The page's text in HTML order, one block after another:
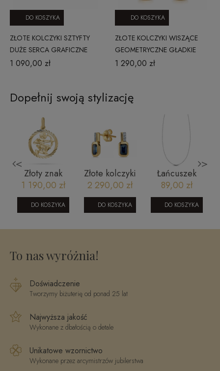
ZŁOTE KOLCZYKI SZTYFTY
DUŻE SERCA GRAFICZNE
20230627033 ZŁOTO 585
1 090,00 zł
DO KOSZYKA
ZŁOTE KOLCZYKI WISZĄCE
GEOMETRYCZNE GŁADKIE
1309202310
1 290,00 zł
DO KOSZYKA
Dopełnij swoją stylizację
<
Złoty znak
zodiaku
Strzelec 585
1 190,00 zł
DO KOSZYKA
Złote kolczyki
z brylantami i
szafirem
JE5243SAPY
2 290,00 zł
DO KOSZYKA
Łańcuszek
srebrny kulki
- 42 cm
rodowany
SW-T-B05-
042-SLR1295
89,00 zł
DO KOSZYKA
>
To nas wyróżnia!
Doświadczenie
Tworzymy biżuterię od ponad 25 lat
Najwyższa jakość
Wykonane z dbałością o detale
Unikatowe wzornictwo
Wykonane przez arcymistrzów jubilerstwa